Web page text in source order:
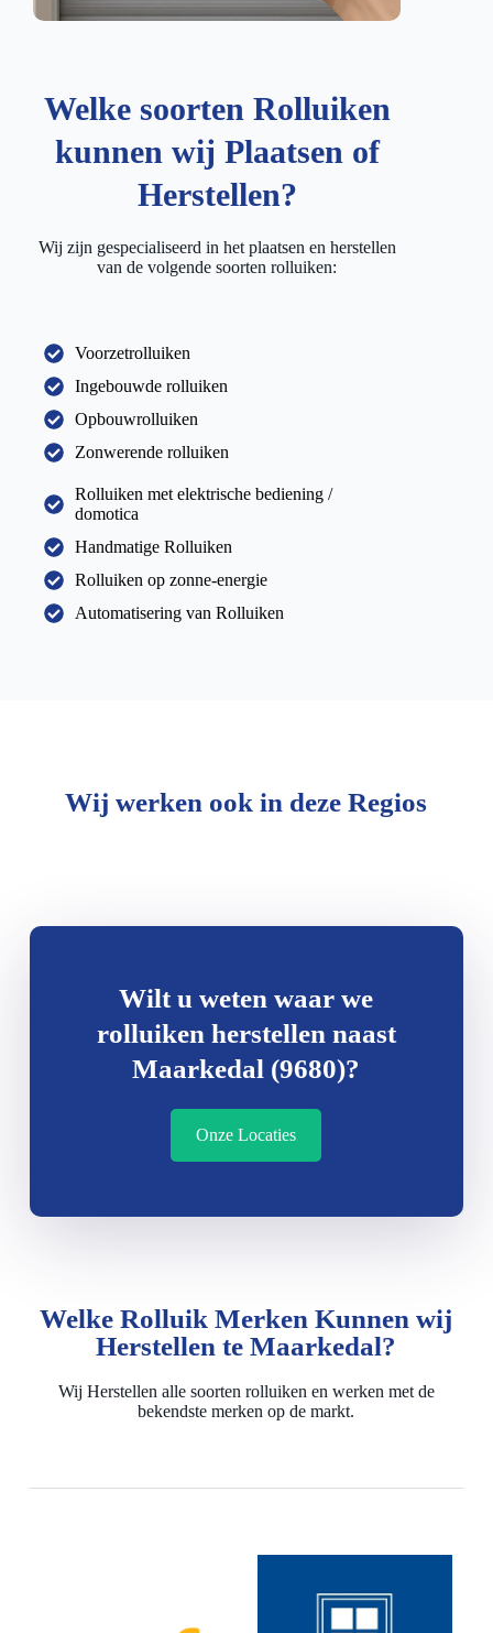
Welke soorten Rolluiken
kunnen wij Plaatsen of
Herstellen?
Wij zijn gespecialiseerd in het plaatsen en herstellen
van de volgende soorten rolluiken:
Voorzetrolluiken
Ingebouwde rolluiken
Opbouwrolluiken
Zonwerende rolluiken
Rolluiken met elektrische bediening /
domotica
Handmatige Rolluiken
Rolluiken op zonne-energie
Automatisering van Rolluiken
Wij werken ook in deze Regios
Wilt u weten waar we
rolluiken herstellen naast
Maarkedal (9680)?
Onze Locaties
Welke Rolluik Merken Kunnen wij
Herstellen te Maarkedal?
Wij Herstellen alle soorten rolluiken en werken met de
bekendste merken op de markt.